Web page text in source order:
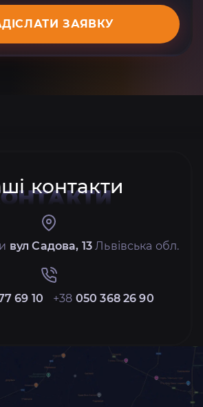
ЗАЯВКУ
контакти
вул Садова, 13 Львівська обл.
69 10 +38 050 368 26 90